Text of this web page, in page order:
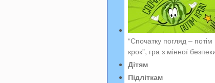
“Спочатку погляд – потім
крок”, гра з мінної
Дітям
Підліткам